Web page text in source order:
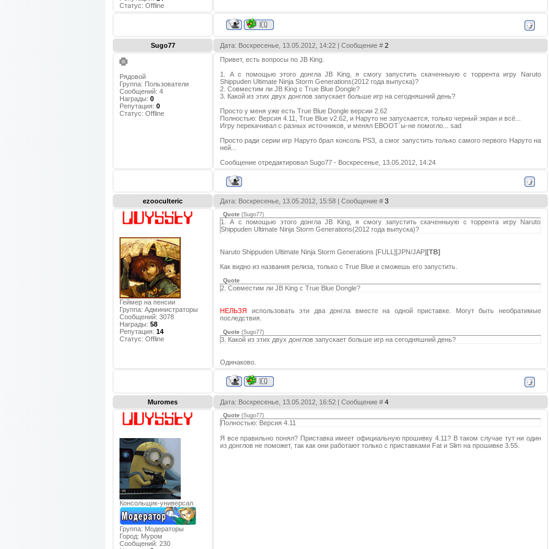
Статус: Offline
Sugo77 Дата: Воскресенье, 13.05.2012, 14:22 | Сообщение # 2
Рядовой
Группа: Пользователи
Сообщений: 4
Награды: 0
Репутация: 0
Статус: Offline
Привет, есть вопросы по JB King.
1. А с помощью этого донгла JB King, я смогу запустить скаченныую с торрента игру Naruto
Shippuden Ultimate Ninja Storm Generations(2012 года выпуска)?
2. Совместим ли JB King с True Blue Dongle?
3. Какой из этих двух донглов запускает больше игр на сегодняшний день?
Просто у меня уже есть True Blue Dongle версии 2.62
Полностью: Версия 4.11, True Blue v2.62, и Наруто не запускается, только черный экран и всё...
Игру перекачивал с разных источников, и менял EBOOT`ы-не помогло... sad
Просто ради серии игр Наруто брал консоль PS3, а смог запустить только самого первого Наруто на
ней...
Сообщение отредактировал Sugo77 - Воскресенье, 13.05.2012, 14:24
ezooculteric Дата: Воскресенье, 13.05.2012, 15:58 | Сообщение # 3
Геймер на пенсии
Группа: Администраторы
Сообщений: 3078
Награды: 58
Репутация: 14
Статус: Offline
Quote (Sugo77)
1. А с помощью этого донгла JB King, я смогу запустить скаченныую с торрента игру Naruto
Shippuden Ultimate Ninja Storm Generations(2012 года выпуска)?
Naruto Shippuden Ultimate Ninja Storm Generations [FULL][JPN/JAP][TB]
Как видно из названия релиза, только с True Blue и сможешь его запустить.
Quote
2. Совместим ли JB King с True Blue Dongle?
НЕЛЬЗЯ использовать эти два донгла вместе на одной приставке. Могут быть необратимые
последствия.
Quote (Sugo77)
3. Какой из этих двух донглов запускает больше игр на сегодняшний день?
Одинаково.
Muromes Дата: Воскресенье, 13.05.2012, 16:52 | Сообщение # 4
Консольщик-универсал
Группа: Модераторы
Город: Муром
Сообщений: 230
Quote (Sugo77)
Полностью: Версия 4.11
Я все правильно понял? Приставка имеет официальную прошивку 4.11? В таком случае тут ни один
из донглов не поможет, так как они работают только с приставками Fat и Slim на прошивке 3.55.